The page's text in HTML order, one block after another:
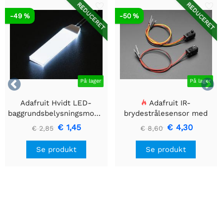


REDUCERET
På lager
-49 %
Adafruit Hvidt LED-
baggrundsbelysningsmodul
- Lille 12mm x 40mm
€ 2,85 € 1,45
Se produkt
REDUCERET
På lager
-50 %
Adafruit IR-
brydestrålesensor med
premium ledningsstuds -
5 mm LED'er
€ 8,60 € 4,30
Se produkt